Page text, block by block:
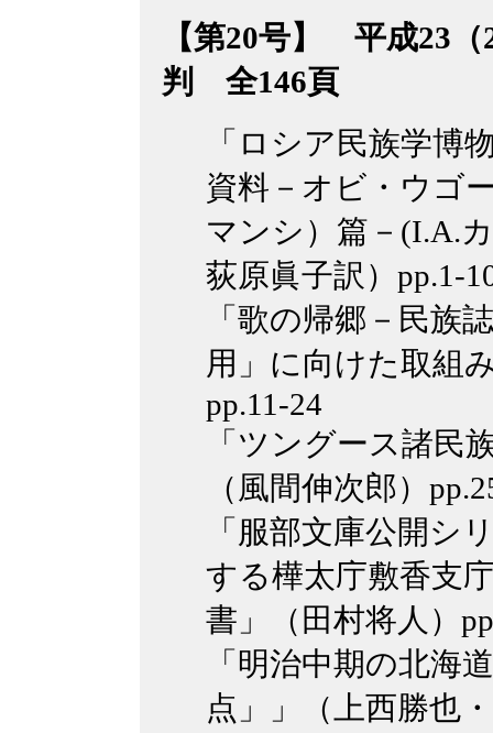
【第20号】 平成23
判 全146頁
「ロシア民族学博
資料－オビ・ウゴ
マンシ）篇－(I.A.
荻原眞子訳）pp.1-
「歌の帰郷－民族
用」に向けた取組
pp.11-24
「ツングース諸民
（風間伸次郎）
「服部文庫公開
する樺太庁敷香支
書」（田村将人）
「明治中期の北海
点」」（上西勝也